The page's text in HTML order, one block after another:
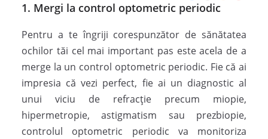
1. Mergi la control optometric periodic
Pentru a te îngriji corespunzător de sănătatea
ochilor tăi cel mai important pas este acela de a
merge la un control optometric periodic. Fie că ai
impresia că vezi perfect, fie ai un diagnostic al
unui viciu de refracție precum miopie,
hipermetropie, astigmatism sau prezbiopie,
controlul optometric periodic va monitoriza